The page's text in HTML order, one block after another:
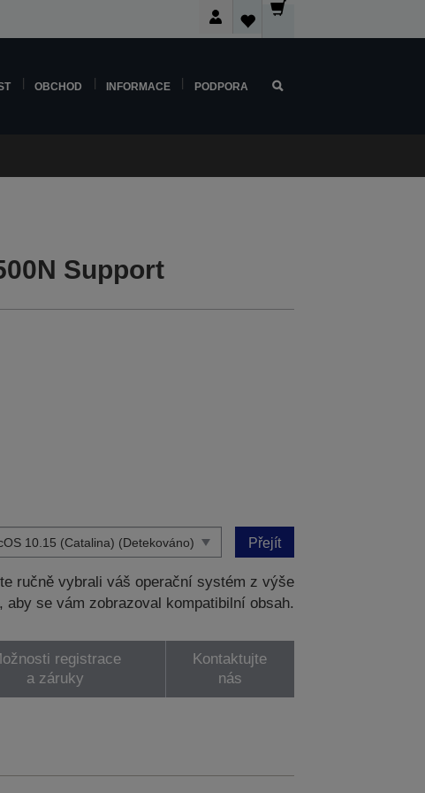
OBCHOD INFORMACE PODPORA
Support
Přejít
ručně vybrali váš operační systém z výše
aby se vám zobrazoval kompatibilní obsah.
registrace
a záruky
Kontaktujte
nás